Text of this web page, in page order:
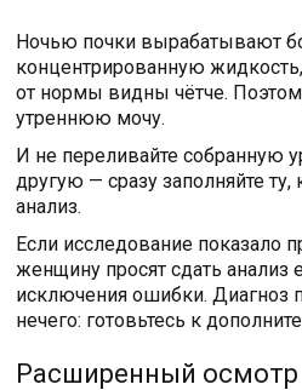
Ночью почки вырабатывают
концентрированную
от нормы видны чётче.
утреннюю мочу.
И не переливайте собранную
другую — сразу заполняйте ту,
анализ.
Если исследование показало
женщину просят сдать анализ
исключения ошибки. Диагноз
нечего: готовьтесь к
Расширенный осмотр